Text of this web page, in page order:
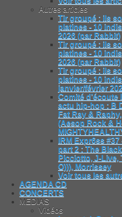
Autres articles
Tir groupé : ils
platines - 10
2026 (par Rabbit)
Tir groupé : ils
platines - 10
2026 (par Rabbit)
Tir groupé : ils
platines - 10
janvier/février
Comité d’écoute
actu hip-hop : B
Fat Ray &
(Aesop Rock &
IRM Expr6ss
part 2 : The
Picciotto, J-Live,
O))), Morrissey
Voir tous les
AGENDA CD
CONCERTS
MEDIAS
Vidéos